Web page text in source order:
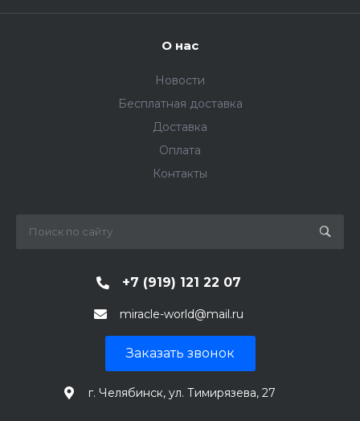
О нас
Новости
Бесплатная доставка
Доставка
Оплата
Контакты
+7 (919) 121 22 07
miracle-world@mail.ru
Заказать звонок
г. Челябинск, ул. Тимирязева, 27